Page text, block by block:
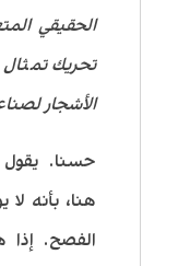
الحقيقي
تحريك تمثال
الأشجار
حسنا. يقول
هنا، بأنه
الفصح.